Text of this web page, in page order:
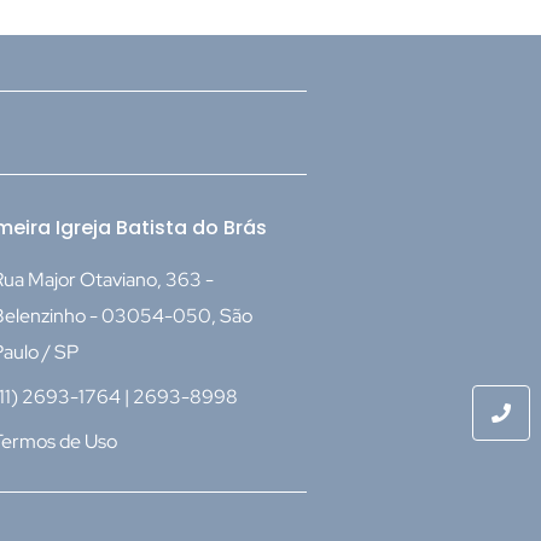
Igreja Batista do Brás
Major Otaviano, 363 -
- 03054-050, São
/ SP
2693-1764 | 2693-8998
de Uso